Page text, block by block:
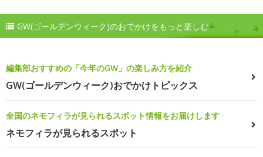
GW(ゴールデンウィーク)のおでかけをもっと楽しむ
編集部おすすめの「今年のGW」の楽しみ方を紹介
GW(ゴールデンウィーク)おでかけトピックス
全国のネモフィラが見られるスポット情報をお届けします
ネモフィラが見られるスポット